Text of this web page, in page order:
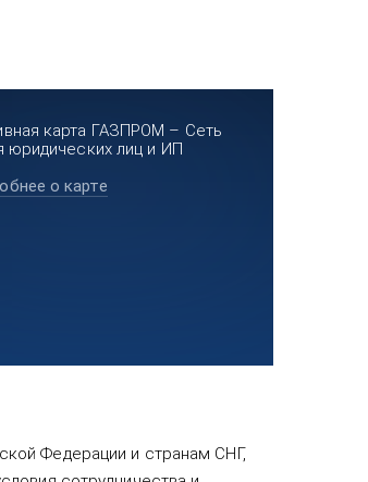
о карте
Федерации и странам СНГ,